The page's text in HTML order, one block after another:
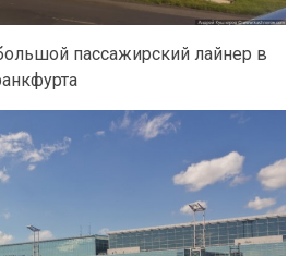
пассажирский лайнер в